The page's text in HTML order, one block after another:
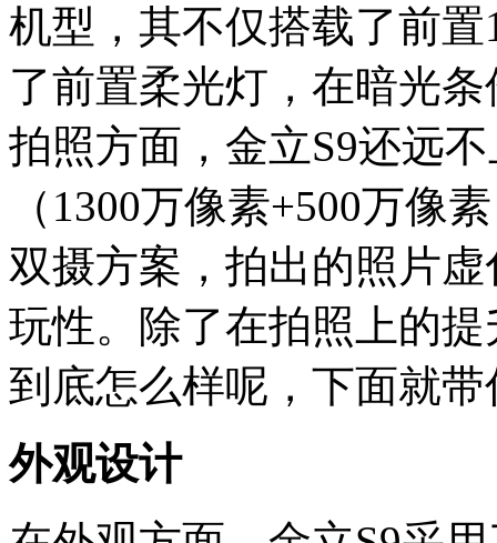
机型，其不仅搭载了前
了前置柔光灯，在暗光
拍照方面，金立S9还远
（1300万像素+500万像
双摄方案，拍出的照片
玩性。除了在拍照上的
到底怎么样呢，下面就
外观设计